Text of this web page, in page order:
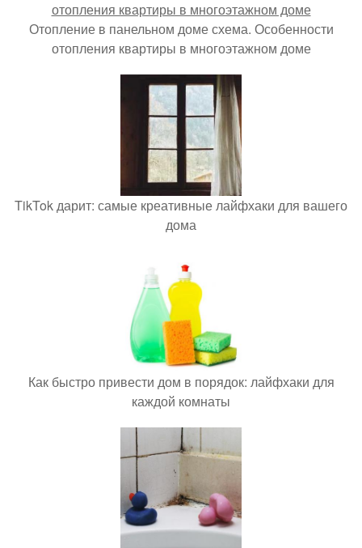
Отопление в панельном доме схема. Особенности
отопления квартиры в многоэтажном доме
TikTok дарит: самые креативные лайфхаки для вашего
дома
Как быстро привести дом в порядок: лайфхаки для
каждой комнаты